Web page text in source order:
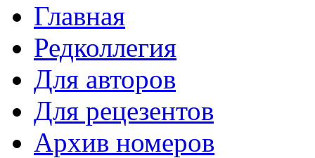
Главная
Редколлегия
Для авторов
Для рецезентов
Архив номеров